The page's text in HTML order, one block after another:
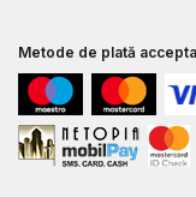
Metode de plată